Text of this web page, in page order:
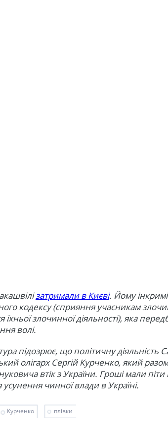
затримали в Києві. Йому
кодексу (сприяння учасникам
їхньої злочинної діяльності), яка
волі.
підозрює, що політичну діяльність
олігарх Сергій Курченко, який
втік з України. Гроші мали піти
чинної влади в Україні.
Курченко плівки